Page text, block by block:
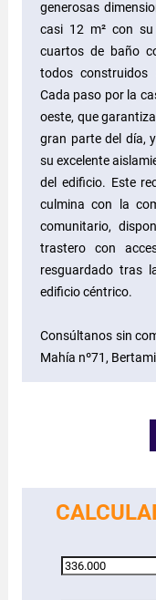
generosas
casi 12 m² con
cuartos de baño
todos construidos
Cada paso por la
oeste, que
gran parte del día,
su excelente
del edificio. Este
culmina con la
comunitario,
trastero con
resguardado tras
edificio céntrico.
Consúltanos sin
Mahía nº71,